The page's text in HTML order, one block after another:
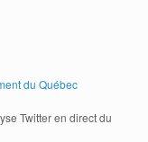
du Québec
Twitter en direct du